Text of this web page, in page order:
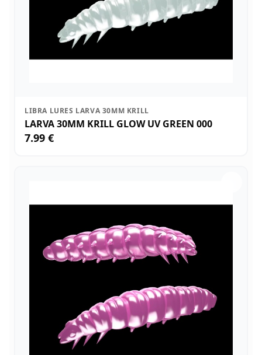
LIBRA LURES LARVA 30MM KRILL
LARVA 30MM KRILL GLOW UV GREEN 000
7.99 €